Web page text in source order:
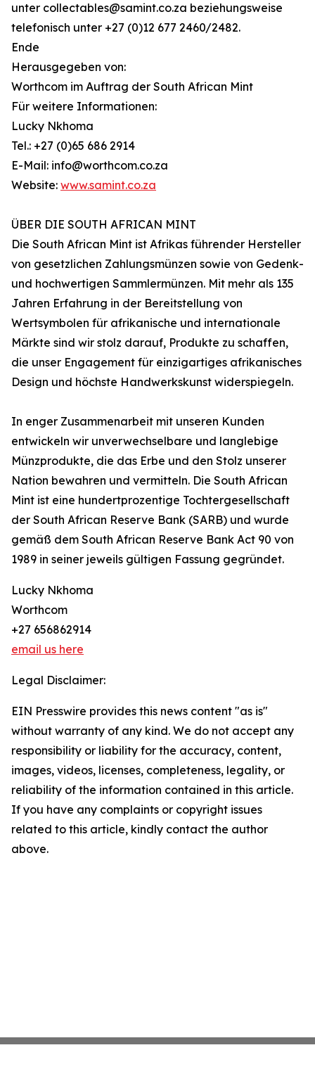
unter collectables@samint.co.za beziehungsweise
telefonisch unter +27 (0)12 677 2460/2482.
Ende
Herausgegeben von:
Worthcom im Auftrag der South African Mint
Für weitere Informationen:
Lucky Nkhoma
Tel.: +27 (0)65 686 2914
E-Mail: info@worthcom.co.za
Website: www.samint.co.za
ÜBER DIE SOUTH AFRICAN MINT
Die South African Mint ist Afrikas führender Hersteller
von gesetzlichen Zahlungsmünzen sowie von Gedenk-
und hochwertigen Sammlermünzen. Mit mehr als 135
Jahren Erfahrung in der Bereitstellung von
Wertsymbolen für afrikanische und internationale
Märkte sind wir stolz darauf, Produkte zu schaffen,
die unser Engagement für einzigartiges afrikanisches
Design und höchste Handwerkskunst widerspiegeln.
In enger Zusammenarbeit mit unseren Kunden
entwickeln wir unverwechselbare und langlebige
Münzprodukte, die das Erbe und den Stolz unserer
Nation bewahren und vermitteln. Die South African
Mint ist eine hundertprozentige Tochtergesellschaft
der South African Reserve Bank (SARB) und wurde
gemäß dem South African Reserve Bank Act 90 von
1989 in seiner jeweils gültigen Fassung gegründet.
Lucky Nkhoma
Worthcom
+27 656862914
email us here
Legal Disclaimer:
EIN Presswire provides this news content "as is"
without warranty of any kind. We do not accept any
responsibility or liability for the accuracy, content,
images, videos, licenses, completeness, legality, or
reliability of the information contained in this article.
If you have any complaints or copyright issues
related to this article, kindly contact the author
above.